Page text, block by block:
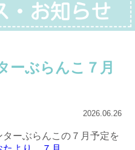
ーぶらんこ７月
2026.06.26
ーぶらんこの７月予定を